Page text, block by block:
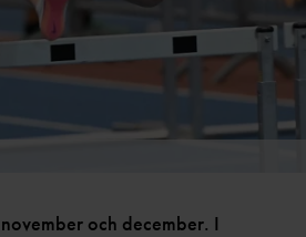
och december. I